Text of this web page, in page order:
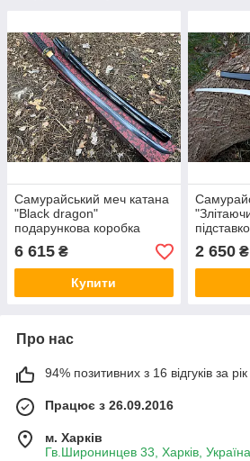
Самурайський меч катана
"Black dragon"
подарункова коробка
6 615 ₴
Купити
2 650₴
Про нас
94% позитивних з 16 відгуків за рік
Працює з 26.09.2016
м. Харків
Гв.Широнинцев 33, Харків, Україна